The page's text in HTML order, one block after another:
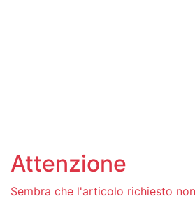
Attenzione
Sembra che l'articolo richiesto